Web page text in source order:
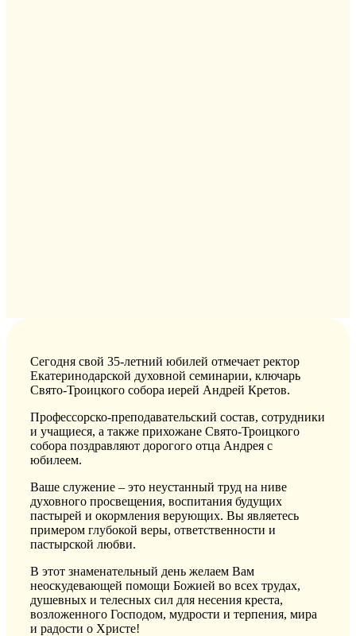
Сегодня свой 35-летний юбилей отмечает ректор
Екатеринодарской духовной семинарии, ключарь
Свято-Троицкого собора иерей Андрей Кретов.
Профессорско-преподавательский состав, сотрудники
и учащиеся, а также прихожане Свято-Троицкого
собора поздравляют дорогого отца Андрея с
юбилеем.
Ваше служение – это неустанный труд на ниве
духовного просвещения, воспитания будущих
пастырей и окормления верующих. Вы являетесь
примером глубокой веры, ответственности и
пастырской любви.
В этот знаменательный день желаем Вам
неоскудевающей помощи Божией во всех трудах,
душевных и телесных сил для несения креста,
возложенного Господом, мудрости и терпения, мира
и радости о Христе!